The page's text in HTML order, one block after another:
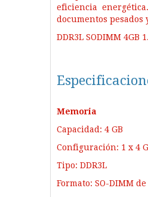
eficiencia
documentos
DDR3L SODIMM 4GB
Memoria
Capacidad: 4 GB
Configuración: 1 x 4
Tipo: DDR3L
Formato: SO-DIMM